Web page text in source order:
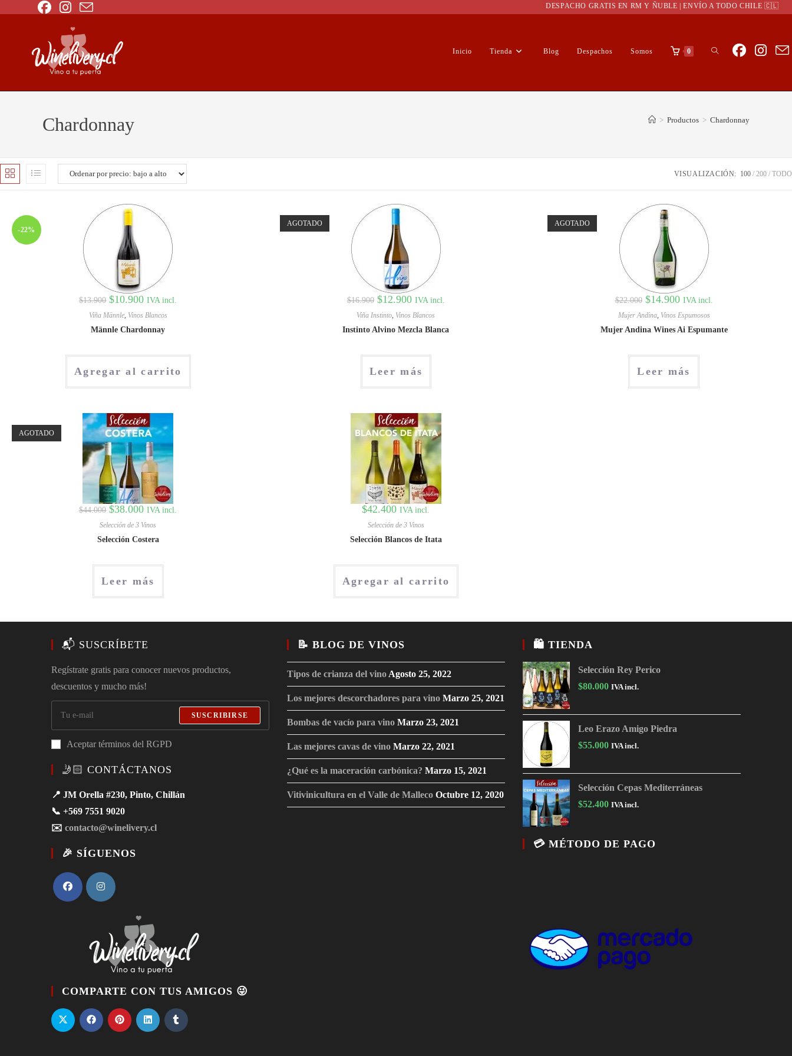
DESPACHO GRATIS EN RM Y ÑUBLE | ENVÍO A TODO CHILE 🇨🇱
Inicio Tienda Blog Despachos Somos 0
Chardonnay > Productos > Chardonnay
VISUALIZACIÓN: 100 200 TODO
-22%
$13.900 $10.900 IVA incl.
Viña Männle, Vinos Blancos
Männle Chardonnay
Agregar al carrito
AGOTADO
$16.900 $12.900 IVA incl.
Viña Instinto, Vinos Blancos
Instinto Alvino Mezcla Blanca
Leer más
AGOTADO
$22.000 $14.900 IVA incl.
Mujer Andina, Vinos Espumosos
Mujer Andina Wines Ai Espumante
Leer más
AGOTADO
$44.000 $38.000 IVA incl.
Selección de 3 Vinos
Selección Costera
Leer más
$42.400 IVA incl.
Selección de 3 Vinos
Selección Blancos de Itata
Agregar al carrito
📬 SUSCRÍBETE
Regístrate gratis para conocer nuevos productos,
descuentos y mucho más!
SUSCRIBIRSE
Aceptar términos del RGPD
🤳🏻 CONTÁCTANOS
📍 JM Orella #230, Pinto, Chillán
📞 +569 7551 9020
✉️ contacto@winelivery.cl
🎉 SÍGUENOS
COMPARTE CON TUS AMIGOS 😜
📝 BLOG DE VINOS
Tipos de crianza del vino Agosto 25, 2022
Los mejores descorchadores para vino Marzo 25, 2021
Bombas de vacío para vino Marzo 23, 2021
Las mejores cavas de vino Marzo 22, 2021
¿Qué es la maceración carbónica? Marzo 15, 2021
Vitivinicultura en el Valle de Malleco Octubre 12, 2020
🛍 TIENDA
Selección Rey Perico
$80.000 IVA incl.
Leo Erazo Amigo Piedra
$55.000 IVA incl.
Selección Cepas Mediterráneas
$52.400 IVA incl.
💳 MÉTODO DE PAGO